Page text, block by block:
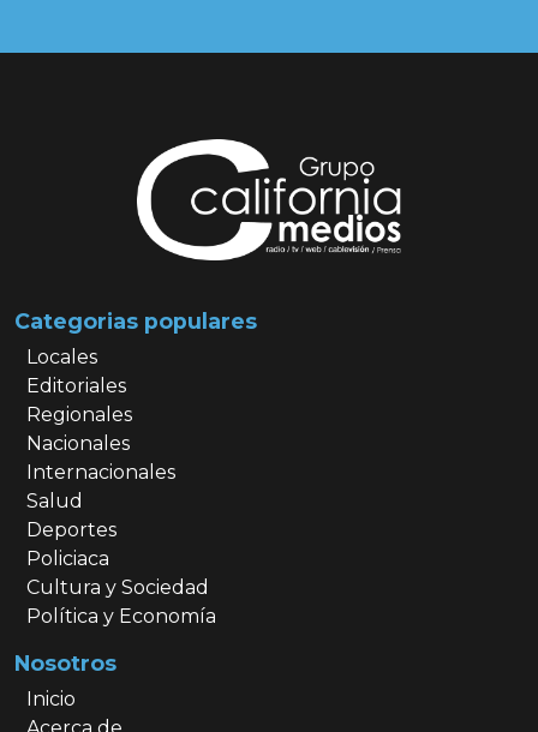
Categorias populares
Locales
Editoriales
Regionales
Nacionales
Internacionales
Salud
Deportes
Policiaca
Cultura y Sociedad
Política y Economía
Nosotros
Inicio
Acerca de